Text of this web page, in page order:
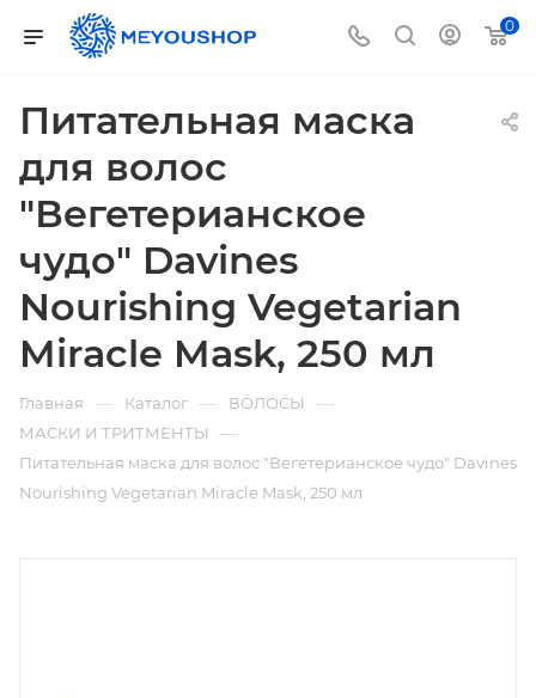
0
Питательная маска
для волос
"Вегетерианское
чудо" Davines
Nourishing Vegetarian
Miracle Mask, 250 мл
Главная — Каталог — ВОЛОСЫ —
МАСКИ И ТРИТМЕНТЫ —
Питательная маска для волос "Вегетерианское чудо" Davines
Nourishing Vegetarian Miracle Mask, 250 мл